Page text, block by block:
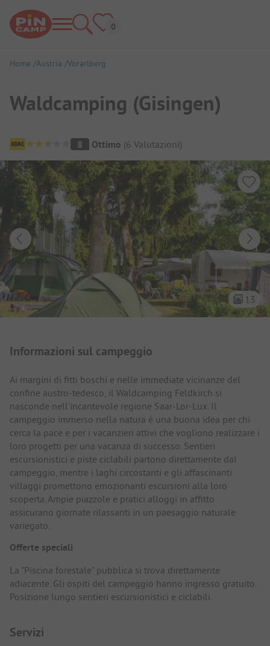
Home Austria Vorarlberg
Waldcamping (Gisingen)
Panoramica del campeggio
8 Ottimo (6 Valutazioni)
13
Informazioni sul campeggio
Ai margini di fitti boschi e nelle immediate vicinanze del
confine austro-tedesco, il Waldcamping Feldkirch si
nasconde nell'incantevole regione Saar-Lor-Lux. Il
campeggio immerso nella natura è una buona idea per chi
cerca la pace e per i vacanzieri attivi che vogliono realizzare i
loro progetti per una vacanza di successo. Sentieri
escursionistici e piste ciclabili partono direttamente dal
campeggio, mentre i laghi circostanti e gli affascinanti
villaggi promettono emozionanti escursioni alla loro
scoperta. Ampie piazzole e pratici alloggi in affitto
assicurano giornate rilassanti in un paesaggio naturale
variegato.
Offerte speciali
La "Piscina forestale" pubblica si trova direttamente
adiacente. Gli ospiti del campeggio hanno ingresso gratuito.
Posizione lungo sentieri escursionistici e ciclabili.
Servizi